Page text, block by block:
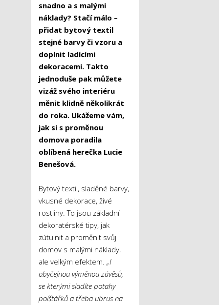
snadno a s malými
náklady? Stačí málo –
přidat bytový textil
stejné barvy či vzoru a
doplnit ladícími
dekoracemi. Takto
jednoduše pak můžete
vizáž svého interiéru
měnit klidně několikrát
do roka. Ukážeme vám,
jak si s proměnou
domova poradila
oblíbená herečka Lucie
Benešová.
Bytový textil, sladěné barvy,
vkusné dekorace, živé
rostliny. To jsou základní
dekoratérské tipy, jak
zútulnit a proměnit svůj
domov s malými náklady,
ale velkým efektem. „I
obyčejnou výměnou závěsů,
se kterými sladíte potahy
polštářků a třeba ubrus na